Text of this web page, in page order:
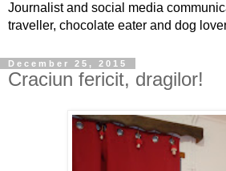
Journalist and social media
traveller, chocolate eater and dog
December 25, 2015
Craciun fericit, dragilor!